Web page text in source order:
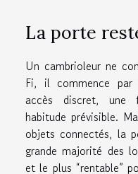
La porte
Un cambrioleur ne
Fi, il commence par
accès discret, une
habitude prévisible.
objets connectés, la
grande majorité des
et le plus “rentable”